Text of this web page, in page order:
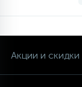
Акции и скидки